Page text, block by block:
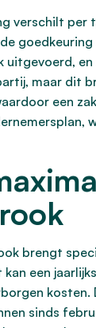
verschilt
uitgevoerd,
maar dit
een
brengt
een
sinds